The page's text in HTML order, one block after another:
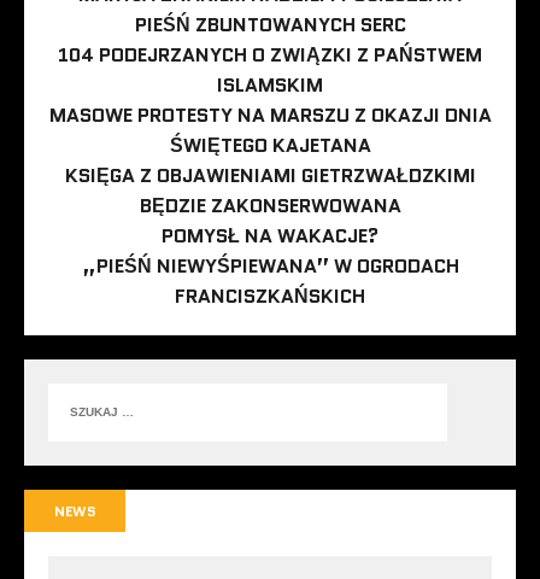
PIEŚŃ ZBUNTOWANYCH SERC
104 PODEJRZANYCH O ZWIĄZKI Z PAŃSTWEM
ISLAMSKIM
MASOWE PROTESTY NA MARSZU Z OKAZJI DNIA
ŚWIĘTEGO KAJETANA
KSIĘGA Z OBJAWIENIAMI GIETRZWAŁDZKIMI
BĘDZIE ZAKONSERWOWANA
POMYSŁ NA WAKACJE?
„PIEŚŃ NIEWYŚPIEWANA” W OGRODACH
FRANCISZKAŃSKICH
NEWS